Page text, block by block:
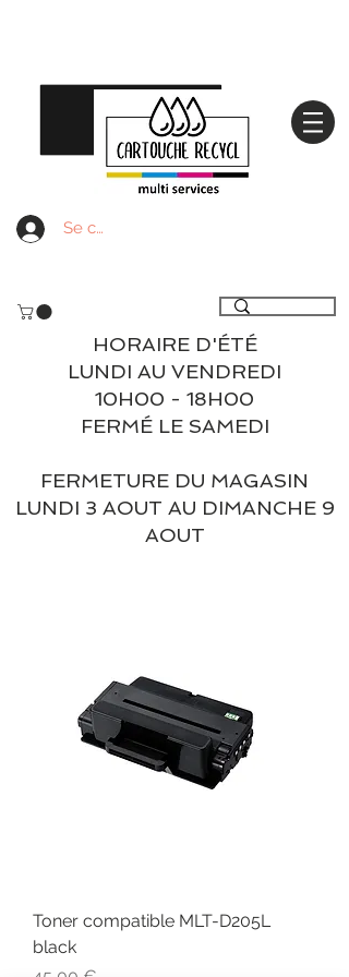
Se connecter
HORAIRE D'ÉTÉ
LUNDI AU VENDREDI
10H00 - 18H00
FERMÉ LE SAMEDI
FERMETURE DU MAGASIN
LUNDI 3 AOUT AU DIMANCHE 9
AOUT
Toner compatible MLT-D205L
black